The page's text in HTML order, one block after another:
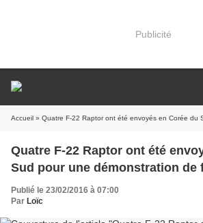
Publicité
Accueil » Quatre F-22 Raptor ont été envoyés en Corée du Sud
Quatre F-22 Raptor ont été
Sud pour une démonstration de
Publié le 23/02/2016 à 07:00
Par Loïc